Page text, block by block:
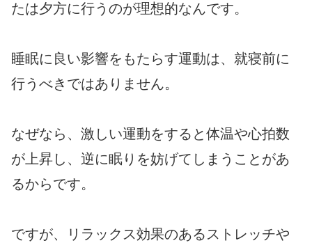
たは夕方に行うのが理想的なんです。
睡眠に良い影響をもたらす運動は、就寝前に
行うべきではありません。
なぜなら、激しい運動をすると体温や心拍数
が上昇し、逆に眠りを妨げてしまうことがあ
るからです。
ですが、リラックス効果のあるストレッチや